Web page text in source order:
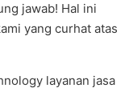
jawab! Hal ini
yang curhat atas
layanan jasa